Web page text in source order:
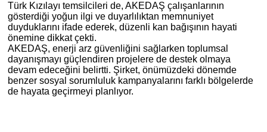
Türk Kızılayı temsilcileri de, AKEDAŞ çalışanlarının
gösterdiği yoğun ilgi ve duyarlılıktan memnuniyet
duyduklarını ifade ederek, düzenli kan bağışının hayati
önemine dikkat çekti.
AKEDAŞ, enerji arz güvenliğini sağlarken toplumsal
dayanışmayı güçlendiren projelere de destek olmaya
devam edeceğini belirtti. Şirket, önümüzdeki dönemde
benzer sosyal sorumluluk kampanyalarını farklı bölgelerde
de hayata geçirmeyi planlıyor.